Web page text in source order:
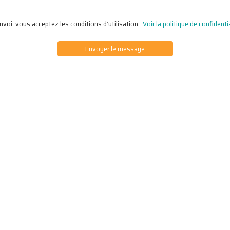
vous acceptez les conditions d’utilisation :Voir la politique de